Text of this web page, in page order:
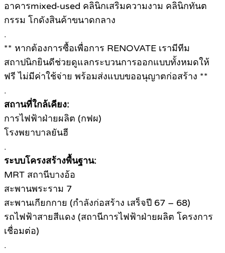
อาคารmixed-used คลินิกเสริมความงาม คลินิกทันต
กรรม โกดังสินค้าขนาดกลาง
.
** หากต้องการซื้อเพื่อการ RENOVATE เรามีทีม
สถาปนิกยินดีช่วยดูแลกระบวนการออกแบบทั้งหมดให้
ฟรี ไม่มีค่าใช้จ่าย พร้อมส่งแบบขออนุญาตก่อสร้าง **
.
สถานที่ใกล้เคียง:
การไฟฟ้าฝ่ายผลิต (กฟผ)
โรงพยาบาลยันฮี
.
ระบบโครงสร้างพื้นฐาน:
MRT สถานีบางอ้อ
สะพานพระราม 7
สะพานเกียกกาย (กำลังก่อสร้าง เสร็จปี 67 – 68)
รถไฟฟ้าสายสีแดง (สถานีการไฟฟ้าฝ่ายผลิต โครงการ
เชื่อมต่อ)
.